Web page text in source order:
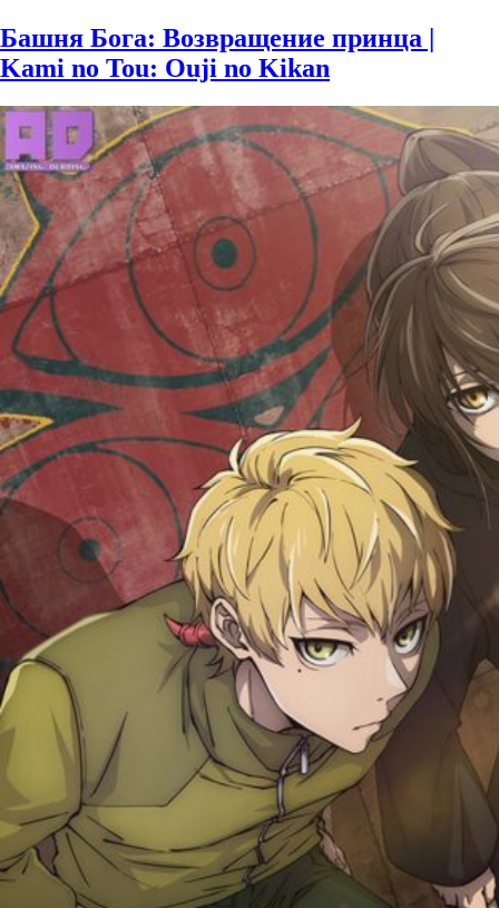
Башня Бога: Возвращение принца |
Kami no Tou: Ouji no Kikan